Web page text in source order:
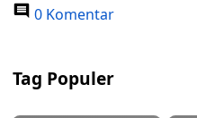
0 Komentar
Tag Populer